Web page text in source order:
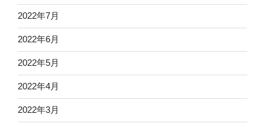
2022年7月
2022年6月
2022年5月
2022年4月
2022年3月